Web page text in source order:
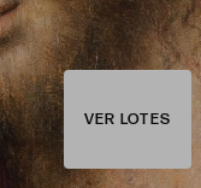
VER LOTES